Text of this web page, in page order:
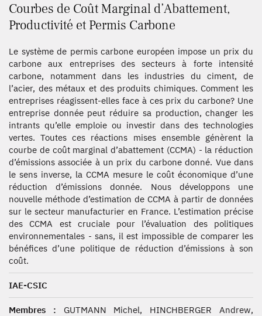
Courbes de Coût Marginal d’Abattement,
Productivité et Permis Carbone
Le système de permis carbone européen impose un prix du
carbone aux entreprises des secteurs à forte intensité
carbone, notamment dans les industries du ciment, de
l’acier, des métaux et des produits chimiques. Comment les
entreprises réagissent-elles face à ces prix du carbone? Une
entreprise donnée peut réduire sa production, changer les
intrants qu’elle emploie ou investir dans des technologies
vertes. Toutes ces réactions mises ensemble génèrent la
courbe de coût marginal d’abattement (CCMA) - la réduction
d’émissions associée à un prix du carbone donné. Vue dans
le sens inverse, la CCMA mesure le coût économique d’une
réduction d’émissions donnée. Nous développons une
nouvelle méthode d’estimation de CCMA à partir de données
sur le secteur manufacturier en France. L’estimation précise
des CCMA est cruciale pour l’évaluation des politiques
environnementales - sans, il est impossible de comparer les
bénéfices d’une politique de réduction d’émissions à son
coût.
IAE-CSIC
Membres : GUTMANN Michel, HINCHBERGER Andrew,